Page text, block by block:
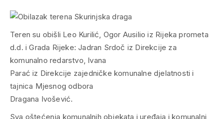
Teren su obišli Leo Kurilić, Ogor Ausilio iz Rijeka prometa
d.d. i Grada Rijeke: Jadran Srdoč iz Direkcije za
komunalno redarstvo, Ivana
Parać iz Direkcije zajedničke komunalne djelatnosti i
tajnica Mjesnog odbora
Dragana Ivošević.
Sva oštećenja komunalnih objekata i uređaja i komunalni